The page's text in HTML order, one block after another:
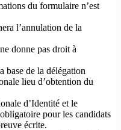
du formulaire n’est
l’annulation de la
donne pas droit à
base de la délégation
lieu d’obtention du
d’Identité et le
pour les candidats
écrite.